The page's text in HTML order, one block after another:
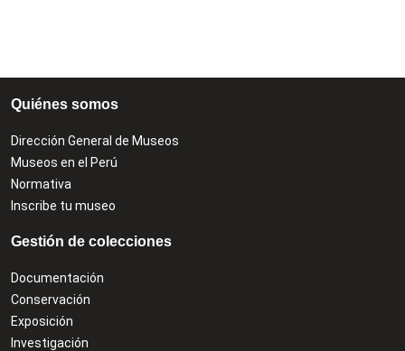
Quiénes somos
Dirección General de Museos
Museos en el Perú
Normativa
Inscribe tu museo
Gestión de colecciones
Documentación
Conservación
Exposición
Investigación